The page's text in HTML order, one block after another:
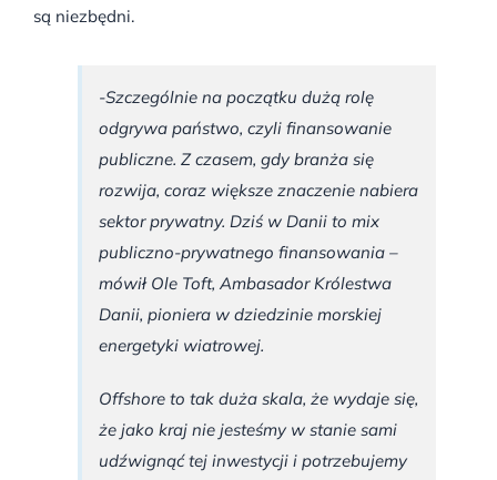
są niezbędni.
-Szczególnie na początku dużą rolę
odgrywa państwo, czyli finansowanie
publiczne. Z czasem, gdy branża się
rozwija, coraz większe znaczenie nabiera
sektor prywatny. Dziś w Danii to mix
publiczno-prywatnego finansowania –
mówił Ole Toft, Ambasador Królestwa
Danii, pioniera w dziedzinie morskiej
energetyki wiatrowej.
Offshore to tak duża skala, że wydaje się,
że jako kraj nie jesteśmy w stanie sami
udźwignąć tej inwestycji i potrzebujemy